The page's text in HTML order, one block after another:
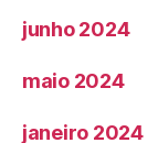
junho 2024
maio 2024
janeiro 2024